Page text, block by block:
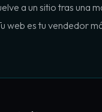
a un sitio tras una
web es tu vendedor